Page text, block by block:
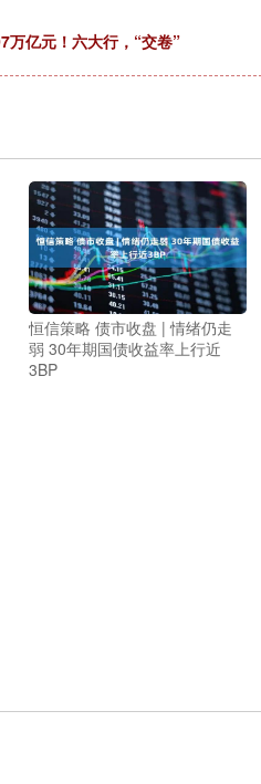
万亿元！六大行，“交卷”
恒信策略 债市收盘 | 情绪仍走
弱 30年期国债收益率上行近
3BP